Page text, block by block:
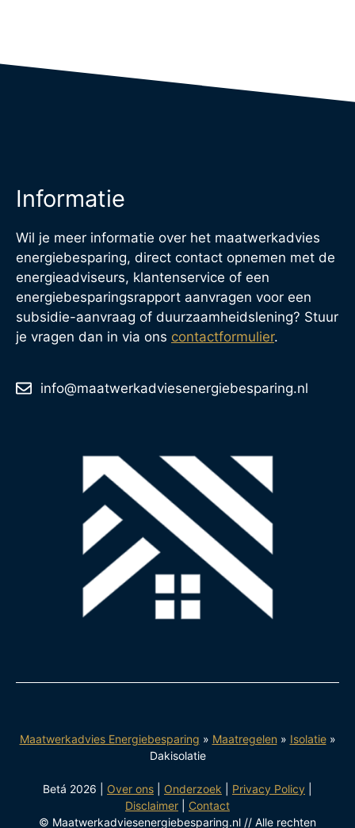
Informatie
Wil je meer informatie over het maatwerkadvies
energiebesparing, direct contact opnemen met de
energieadviseurs, klantenservice of een
energiebesparingsrapport aanvragen voor een
subsidie-aanvraag of duurzaamheidslening? Stuur
je vragen dan in via ons contactformulier.
info@maatwerkadviesenergiebesparing.nl
Maatwerkadvies Energiebesparing » Maatregelen » Isolatie»
Dakisolatie
Betá 2026 | Over ons Onderzoek Privacy Policy
Disclaimer
Contact
© Maatwerkadviesenergiebesparing.nl // Alle rechten